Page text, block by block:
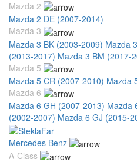
Mazda 2
Mazda 2 DE (2007-2014)
Mazda 3
Mazda 3 BK (2003-2009) Mazda
(2013-2017) Mazda 3 BM (2017-
Mazda 5
Mazda 5 CR (2007-2010) Mazda
Mazda 6
Mazda 6 GH (2007-2013) Mazda
(2002-2007) Mazda 6 GJ (2015-
Mercedes Benz
A-Class